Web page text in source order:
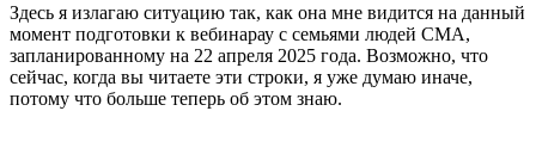
Здесь я излагаю ситуацию так, как она мне видится на данный
момент подготовки к вебинарау с семьями людей СМА,
запланированному на 22 апреля 2025 года. Возможно, что
сейчас, когда вы читаете эти строки, я уже думаю иначе,
потому что больше теперь об этом знаю.